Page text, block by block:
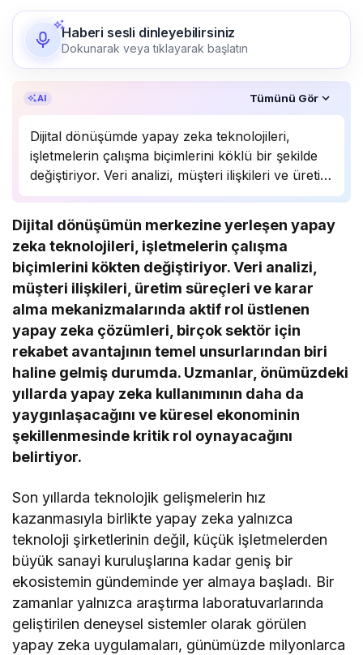
Haberi sesli dinleyebilirsiniz
Dokunarak veya tıklayarak başlatın
AI Tümünü Gör
Dijital dönüşümde yapay zeka teknolojileri,
işletmelerin çalışma biçimlerini köklü bir şekilde
değiştiriyor. Veri analizi, müşteri ilişkileri ve üretim
süreçlerinde önemli bir rol oynayan yapay zeka,
Uzmanlar, bu teknolojinin önümüzdeki yıllarda
daha da yaygınlaşarak…
Dijital dönüşümün merkezine yerleşen yapay
zeka teknolojileri, işletmelerin çalışma
biçimlerini kökten değiştiriyor. Veri analizi,
müşteri ilişkileri, üretim süreçleri ve karar
alma mekanizmalarında aktif rol üstlenen
yapay zeka çözümleri, birçok sektör için
rekabet avantajının temel unsurlarından biri
haline gelmiş durumda. Uzmanlar, önümüzdeki
yıllarda yapay zeka kullanımının daha da
yaygınlaşacağını ve küresel ekonominin
şekillenmesinde kritik rol oynayacağını
belirtiyor.
Son yıllarda teknolojik gelişmelerin hız
kazanmasıyla birlikte yapay zeka yalnızca
teknoloji şirketlerinin değil, küçük işletmelerden
büyük sanayi kuruluşlarına kadar geniş bir
ekosistemin gündeminde yer almaya başladı. Bir
zamanlar yalnızca araştırma laboratuvarlarında
geliştirilen deneysel sistemler olarak görülen
yapay zeka uygulamaları, günümüzde milyonlarca